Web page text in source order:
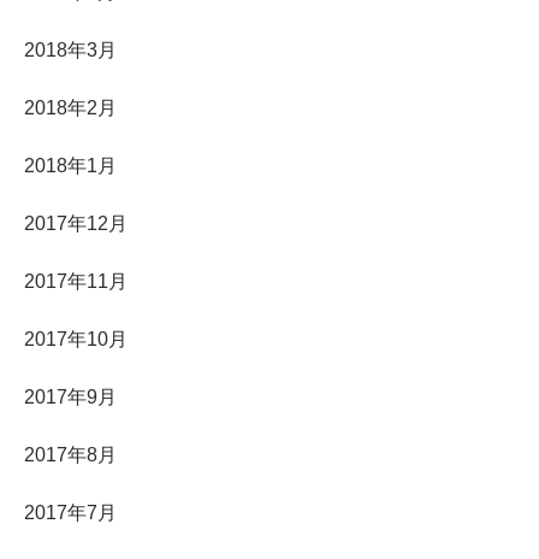
2018年3月
2018年2月
2018年1月
2017年12月
2017年11月
2017年10月
2017年9月
2017年8月
2017年7月